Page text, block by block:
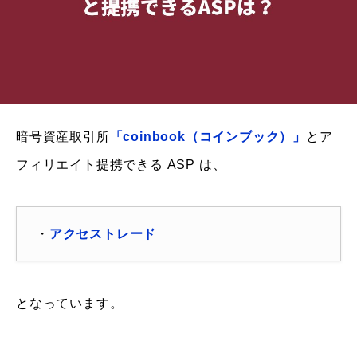
暗号資産取引所 「coinbook（コインブック）」 とア
フィリエイト提携できる ASP は、
・ アクセストレード
となっています。